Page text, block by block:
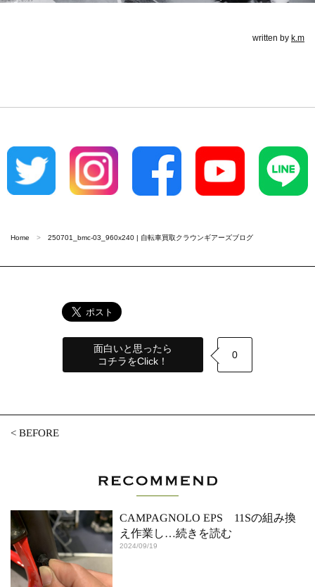
written by k.m
Home 250701_bmc-03_960x240 | 自転車買取クラウンギアーズブログ
面白いと思ったら
コチラをClick！
0
<BEFORE
CAMPAGNOLO EPS 11Sの組み換
え作業し …続きを読む
2024/09/19